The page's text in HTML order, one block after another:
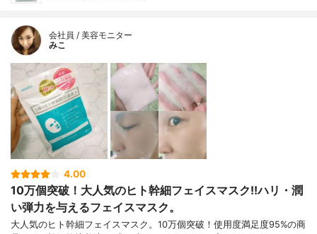
会社員 / 美容モニター
みこ
4.00
10万個突破！大人気のヒト幹細フェイスマスク!!ハリ・潤
い弾力を与えるフェイスマスク。
大人気のヒト幹細フェイスマスク。10万個突破！使用度満足度95%の商